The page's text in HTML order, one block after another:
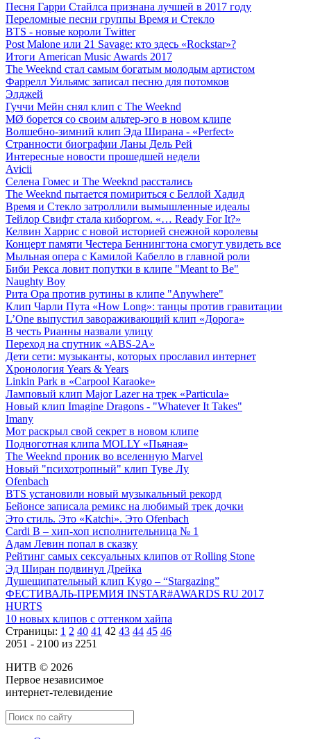
Песня Гарри Стайлса признана лучшей в 2017 году
Переломные песни группы Время и Стекло
BTS - новые короли Twitter
Post Malone или 21 Savage: кто здесь «Rockstar»?
Итоги American Music Awards 2017
The Weeknd стал самым богатым молодым артистом
Фаррелл Уильямс записал песню для потомков
Элджей
Гуччи Мейн снял клип с The Weeknd
MØ борется со своим альтер-эго в новом клипе
Волшебно-зимний клип Эда Ширана - «Perfect»
Странности биографии Ланы Дель Рей
Интересные новости прошедшей недели
Avicii
Селена Гомес и The Weeknd расстались
The Weeknd пытается помириться с Беллой Хадид
Время и Стекло затроллили вымышленные идеалы
Тейлор Свифт стала киборгом. «… Ready For It?»
Келвин Харрис с новой историей снежной королевы
Концерт памяти Честера Беннингтона смогут увидеть все
Мыльная опера с Камилой Кабелло в главной роли
Биби Рекса ловит попутки в клипе "Meant to Be"
Naughty Boy
Рита Ора против рутины в клипе "Anywhere"
Клип Чарли Пута «How Long»: танцы против гравитации
L’One выпустил завораживающий клип «Дорога»
В честь Рианны назвали улицу
Переход на спутник «ABS-2A»
Дети сети: музыканты, которых прославил интернет
Хронология Years & Years
Linkin Park в «Carpool Karaoke»
Ламповый клип Major Lazer на трек «Particula»
Новый клип Imagine Dragons - "Whatever It Takes"
Imany
Мот раскрыл свой секрет в новом клипе
Подноготная клипа MOLLY «Пьяная»
The Weeknd проник во вселенную Marvel
Новый "психотропный" клип Туве Лу
Ofenbach
BTS установили новый музыкальный рекорд
Бейонсе записала ремикс на любимый трек дочки
Это стиль. Это «Katchi». Это Ofenbach
Cardi B – хип-хоп исполнительница № 1
Адам Левин попал в сказку
Рейтинг самых сексуальных клипов от Rolling Stone
Эд Ширан подвинул Дрейка
Душещипательный клип Kygo – “Stargazing”
ФЕСТИВАЛЬ-ПРЕМИЯ INSTAR#AWARDS RU 2017
HURTS
10 новых клипов с оттенком хайпа
Страницы: 1 2 40 41 42 43 44 45 46
2051 - 2100 из 2251
НИТВ © 2026
Первое независимое
интернет-телевидение